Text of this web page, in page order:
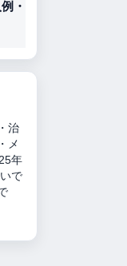
・
、
徹
は